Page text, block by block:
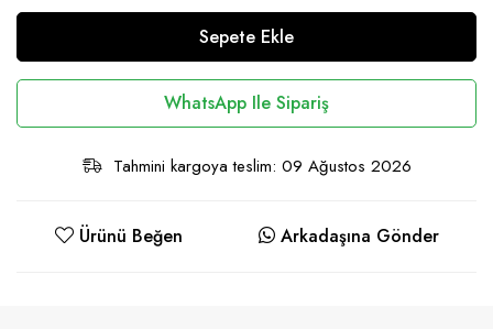
Sepete Ekle
WhatsApp Ile Sipariş
Tahmini kargoya teslim: 09 Ağustos 2026
Ürünü Beğen Arkadaşına Gönder